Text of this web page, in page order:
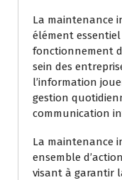
La maintenance
élément
fonctionnement
sein des
l’information
gestion
communication
La maintenance
ensemble
visant à garantir